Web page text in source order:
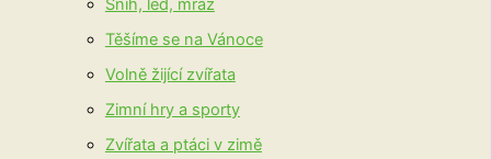
Sníh, led, mráz
Těšíme se na Vánoce
Volně žijící zvířata
Zimní hry a sporty
Zvířata a ptáci v zimě